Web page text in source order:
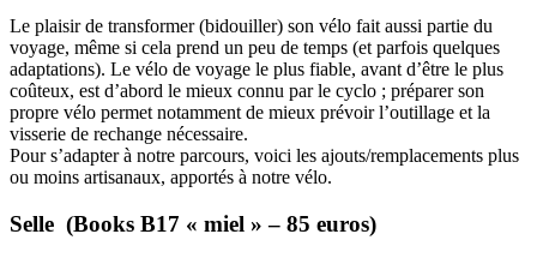
Le plaisir de transformer (bidouiller) son vélo fait aussi partie du
voyage, même si cela prend un peu de temps (et parfois quelques
adaptations). Le vélo de voyage le plus fiable, avant d’être le plus
coûteux, est d’abord le mieux connu par le cyclo ; préparer son
propre vélo permet notamment de mieux prévoir l’outillage et la
visserie de rechange nécessaire.
Pour s’adapter à notre parcours, voici les ajouts/remplacements plus
ou moins artisanaux, apportés à notre vélo.
Selle (Books B17 « miel » – 85 euros)